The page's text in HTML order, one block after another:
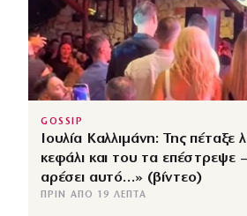
GOSSIP
Ιουλία Καλλιμάνη: Της πέταξε
κεφάλι και του τα επέστρεψε
αρέσει αυτό…» (βίντεο)
ΠΡΙΝ ΑΠΌ 19 ΛΕΠΤΆ